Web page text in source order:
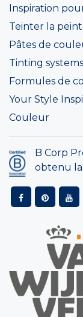
Inspiration
Teinter la
Pâtes de
Tinting systems
Formules de
Your Style
Couleur
B Corp
obtenu la